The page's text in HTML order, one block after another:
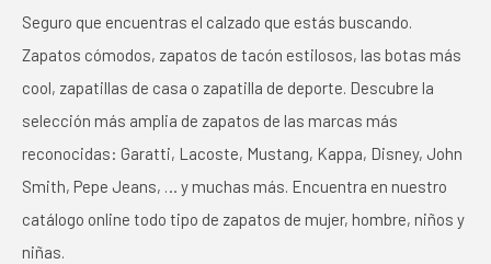
Seguro que encuentras el calzado que estás buscando.
Zapatos cómodos, zapatos de tacón estilosos, las botas más
cool, zapatillas de casa o zapatilla de deporte. Descubre la
selección más amplia de zapatos de las marcas más
reconocidas: Garatti, Lacoste, Mustang, Kappa, Disney, John
Smith, Pepe Jeans, … y muchas más. Encuentra en nuestro
catálogo online todo tipo de zapatos de mujer, hombre, niños y
niñas.